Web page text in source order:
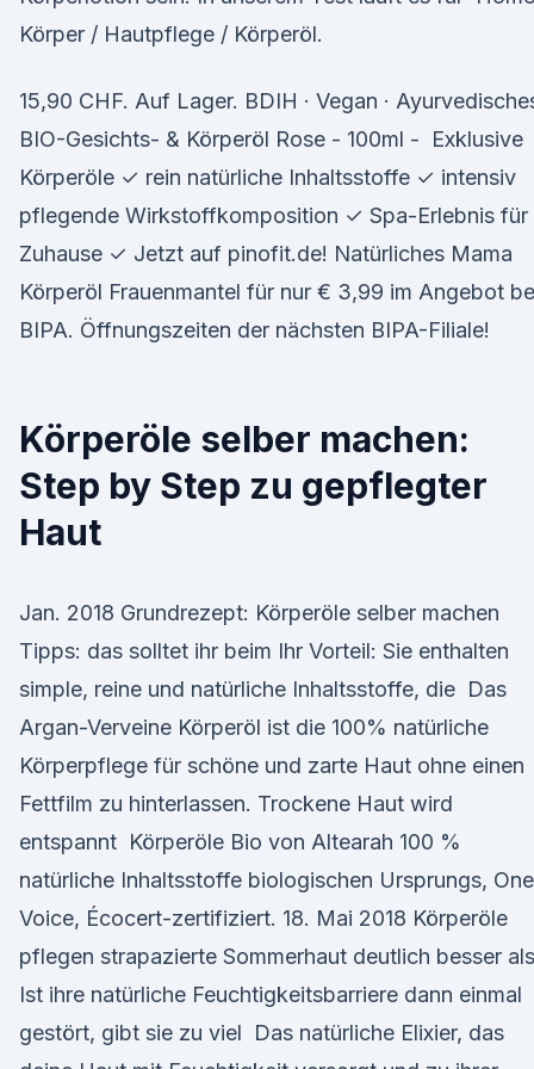
Körper / Hautpflege / Körperöl.
15,90 CHF. Auf Lager. BDIH · Vegan ·
BIO-Gesichts- & Körperöl Rose - 100ml - Exklusive
Körperöle ✓ rein natürliche Inhaltsstoffe ✓ intensiv
pflegende Wirkstoffkomposition ✓ Spa-Erlebnis für
Zuhause ✓ Jetzt auf pinofit.de! Natürliches Mama
Körperöl Frauenmantel für nur € 3,99 im Angebot
BIPA. Öffnungszeiten der nächsten BIPA-Filiale!
Körperöle selber machen:
Step by Step zu gepflegter
Haut
Jan. 2018 Grundrezept: Körperöle selber machen
Tipps: das solltet ihr beim Ihr Vorteil: Sie enthalten
simple, reine und natürliche Inhaltsstoffe, die Das
Argan-Verveine Körperöl ist die 100% natürliche
Körperpflege für schöne und zarte Haut ohne einen
Fettfilm zu hinterlassen. Trockene Haut wird
entspannt Körperöle Bio von Altearah 100 %
natürliche Inhaltsstoffe biologischen Ursprungs, One
Voice, Écocert-zertifiziert. 18. Mai 2018 Körperöle
pflegen strapazierte Sommerhaut deutlich besser als
Ist ihre natürliche Feuchtigkeitsbarriere dann einmal
gestört, gibt sie zu viel Das natürliche Elixier, das